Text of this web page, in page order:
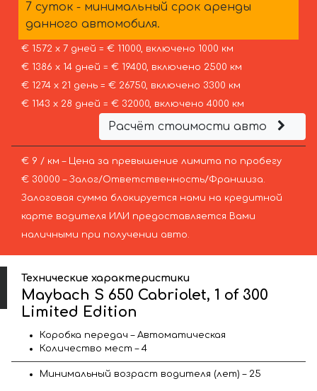
7 суток - минимальный срок аренды
данного автомобиля.
€ 1572 х 7 дней = € 11000, включено 1000 км
€ 1386 х 14 дней = € 19400, включено 2500 км
€ 1274 х 21 день = € 26750, включено 3300 км
€ 1143 х 28 дней = € 32000, включено 4000 км
Расчёт стоимости авто
€ 9 / км – Цена за превышение лимита по пробегу
€ 30000 – Залог/Ответственность/Франшиза.
Залоговая сумма блокируется нами на кредитной
карте водителя ИЛИ предоставляется Вами
наличными при получении авто.
Технические характеристики
Maybach S 650 Cabriolet, 1 of 300
Limited Edition
Коробка передач – Автоматическая
Количество мест – 4
Минимальный возраст водителя (лет) – 25